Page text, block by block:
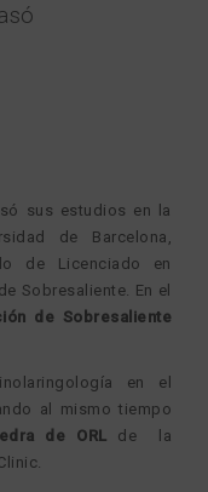
sus estudios en la
de Barcelona,
de Licenciado en
Sobresaliente. En el
de Sobresaliente
en el
al mismo tiempo
de ORL de la